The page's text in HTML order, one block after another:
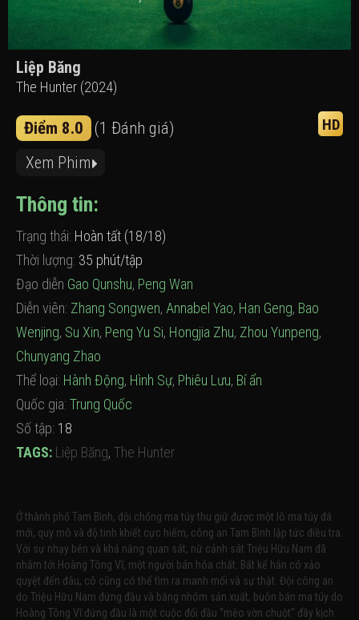
Liệp Băng
The Hunter (2024)
Điểm 8.0 (1 Đánh giá) HD
Xem Phim
Thông tin:
Trạng thái: Hoàn tất (18/18)
Thời lượng: 35 phút/tập
Đạo diễn Gao Qunshu, Peng Wan
Diễn viên: Zhang Songwen, Annabel Yao, Han Geng, Bao
Wenjing, Su Xin, Peng Yu Si, Hongjia Zhu, Zhou Yunpeng,
Chunyang Zhao
Thể loại: Hành Động, Hình Sự, Phiêu Lưu, Bí ẩn
Quốc gia: Trung Quốc
Số tập: 18
TAGS: Liệp Băng, The Hunter
Ở thành phố Tam Bình, đội chống ma túy thu giữ được một lô ma túy đá
mới, quy mô và độ tinh khiết cực hiếm, công an Tam Bình lập tức điều tra.
Với sự nhạy bén và khả năng quan sát, nữ cảnh sát Triệu Hữu Nam đã
nhắm tới Hoàng Tông Vĩ, một người bán hóa chất. Bất kể hắn có xảo
quyệt đến đâu, cô cũng có thể tìm ra manh mối và sự thật. Đội công an
do Triệu Hữu Nam đứng đầu và băng nhóm sản xuất, buôn bán ma túy do
Hoàng Tông Vĩ đứng đầu là một cuộc đối đầu “mèo vờn chuột” đầy kịch